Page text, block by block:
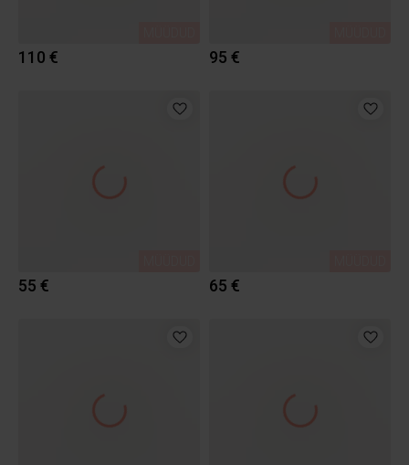
110 € 95 €
55 € 65 €